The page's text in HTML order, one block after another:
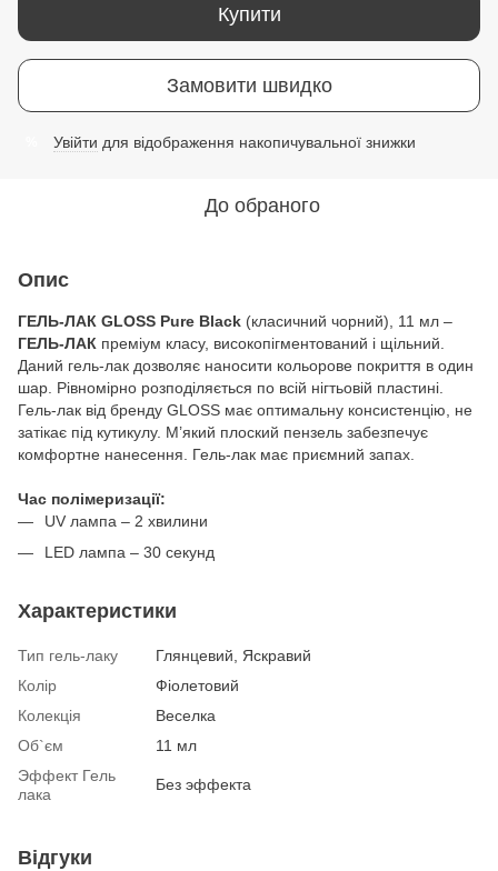
Купити
Замовити швидко
Увійти для відображення накопичувальної знижки
До обраного
Опис
ГЕЛЬ-ЛАК GLOSS Pure Black (класичний чорний), 11 мл –
ГЕЛЬ-ЛАК преміум класу, високопігментований і щільний.
Даний гель-лак дозволяє наносити кольорове покриття в один
шар. Рівномірно розподіляється по всій нігтьовій пластині.
Гель-лак від бренду GLOSS має оптимальну консистенцію, не
затікає під кутикулу. М’який плоский пензель забезпечує
комфортне нанесення. Гель-лак має приємний запах.
Час полімеризації:
UV лампа – 2 хвилини
LED лампа – 30 секунд
Характеристики
Тип гель-лаку
Глянцевий, Яскравий
Колір
Фіолетовий
Колекція
Веселка
Об`єм
11 мл
Эффект Гель
лака
Без эффекта
Відгуки